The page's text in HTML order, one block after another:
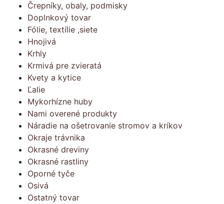
Črepníky, obaly, podmisky
Doplnkový tovar
Fólie, textílie ,siete
Hnojivá
Krhly
Krmivá pre zvieratá
Kvety a kytice
Ľalie
Mykorhízne huby
Nami overené produkty
Náradie na ošetrovanie stromov a kríkov
Okraje trávnika
Okrasné dreviny
Okrasné rastliny
Oporné tyče
Osivá
Ostatný tovar